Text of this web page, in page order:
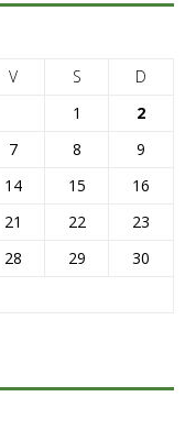
V S
D
1
2
7 8
9
14 15
16
21 22
23
28 29
30